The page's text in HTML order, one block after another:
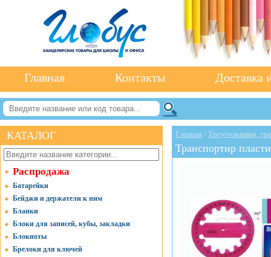
Главная Контакты Доставка
КАТАЛОГ
Распродажа
Батарейки
Бейджи и держатели к ним
Бланки
Блоки для записей, кубы, закладки
Блокноты
Брелоки для ключей
Главная / Треугольники,
Транспортир